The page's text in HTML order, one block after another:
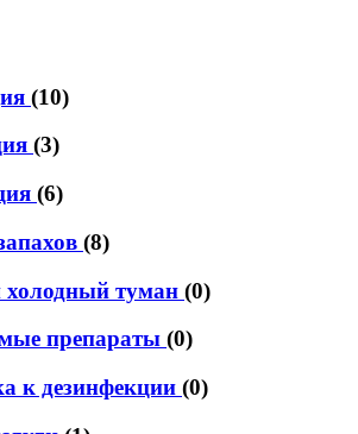
(10)
(3)
(6)
(8)
холодный туман (0)
препараты (0)
к дезинфекции (0)